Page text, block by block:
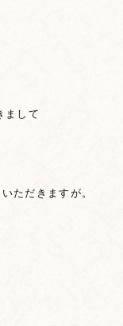
まして
ただきますが。